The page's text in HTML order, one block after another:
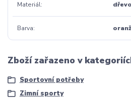
Materiál dřevo
Barva
Zboží zařazeno v
Sportovní potřeby
Zimní sporty